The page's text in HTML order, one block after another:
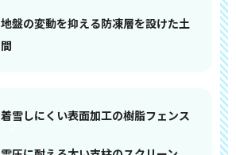
地盤の変動を抑える防凍層を設けた土
間
着雪しにくい表面加工の樹脂フェンス